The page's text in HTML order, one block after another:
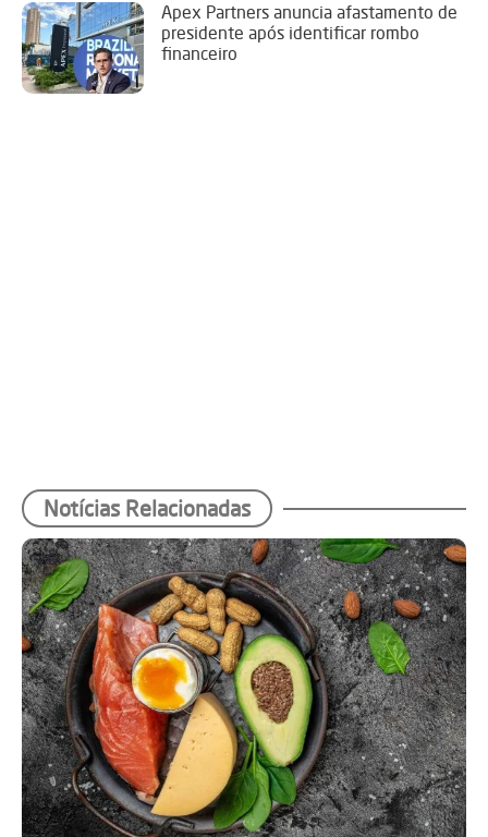
Apex Partners anuncia afastamento de
presidente após identificar rombo
financeiro
Notícias Relacionadas